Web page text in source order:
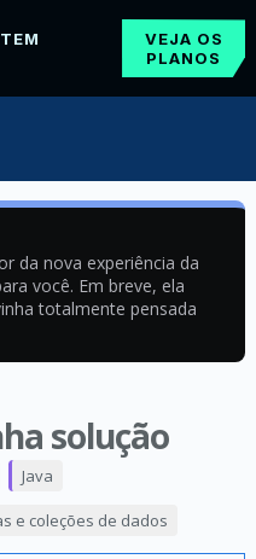
VEJA OS
PLANOS
da nova experiência da
você. Em breve, ela
totalmente pensada
solução
Java
e coleções de dados